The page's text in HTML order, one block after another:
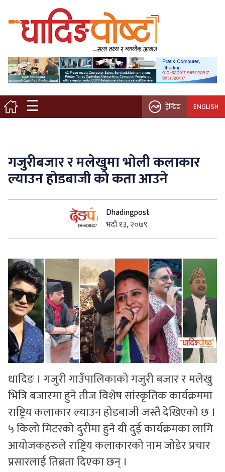
☰
मुख्य पृष्ठ
स्थानीय समाचार
विचार / ब्लग
नगर/गाउँ पालिका
कृषि/सहकारी
साहित्य / संस्कृति
सुचनाहरु
स्वास्थ्य
भिडियो
ट्रेन्डिङ ENGLISH
गजुरीबजार र मलेखुमा भोली कलाकार
ल्याउन होडबाजी को कता आउने
Dhadingpost
भदौ १३, २०७९
धादिङ । गजुरी गाउँपालिकाको गजुरी बजार र मलेखु
भित्रि बजारमा हुने तीज विशेष सांस्कृतिक कार्यक्रममा
राष्ट्रिय कलाकार ल्याउन होडबाजी जस्तै देखिएको छ ।
५ किलो मिटरको दुरीमा हुने यी दुई कार्यक्रमका लागि
आयोजकहरुले राष्ट्रिय कलाकारको नाम जोडेर प्रचार
प्रसारलाई तिब्रता दिएका छन् ।